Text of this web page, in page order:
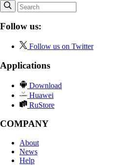
Follow us:
Follow us on Twitter
Applications
Download
Huawei
RuStore
COMPANY
About
News
Help